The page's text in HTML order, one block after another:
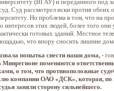
(ВГАУ) и переданного
Суд рассмотрел иски против
Но проблема в том, что на
этих людей, более того
готовых зданий. Местное
что впору сносить лишние
попытка снести наши дома, -
поменяются
о том, что противоположные
компании ОАО «ДСК», которая,
заняли сторону сильнейшего.